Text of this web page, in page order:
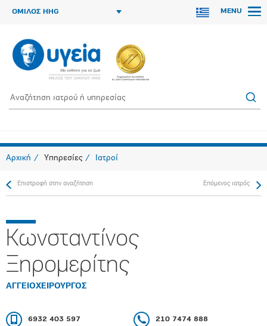
ΟΜΙΛΟΣ HHG MENU
Αρχική Υπηρεσίες Ιατροί
Επιστροφή στην αναζήτηση Επόμενος ιατρός
Κωνσταντίνος
Ξηρομερίτης
ΑΓΓΕΙΟΧΕΙΡΟΥΡΓΟΣ
6932 403 597 210 7474 888